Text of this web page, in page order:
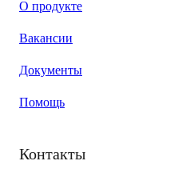
О продукте
Вакансии
Документы
Помощь
Контакты